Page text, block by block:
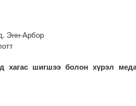
Энн-Арбор
хагас шигшээ болон хүрэл